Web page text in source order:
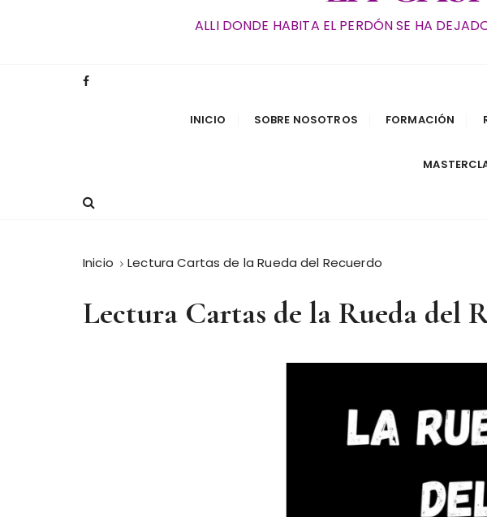
ALLI DONDE HABITA EL PERDÓN SE HA
INICIO SOBRE NOSOTROS FORMACIÓN
Inicio Lectura Cartas de la Rueda del Recuerdo
Lectura Cartas de la Rueda del